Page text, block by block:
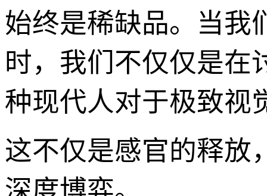
始终是稀缺品。当我
时，我们不仅仅是在
种现代人对于极致视
这不仅是感官的释放